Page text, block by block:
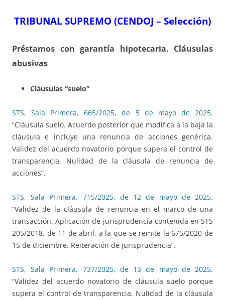
TRIBUNAL SUPREMO (CENDOJ – Selección)
Préstamos con garantía hipotecaria. Cláusulas
abusivas
Cláusulas “suelo”
STS, Sala Primera, 665/2025, de 5 de mayo de 2025.
“Cláusula suelo. Acuerdo posterior que modifica a la baja la
cláusula e incluye una renuncia de acciones genérica.
Validez del acuerdo novatorio porque supera el control de
transparencia. Nulidad de la cláusula de renuncia de
acciones”.
STS, Sala Primera, 715/2025, de 12 de mayo de 2025.
“Validez de la cláusula de renuncia en el marco de una
transacción. Aplicación de jurisprudencia contenida en STS
205/2018, de 11 de abril, a la que se remite la 675/2020 de
15 de diciembre. Reiteración de jurisprudencia”.
STS, Sala Primera, 737/2025, de 13 de mayo de 2025.
“Validez del acuerdo novatorio de cláusula suelo porque
supera el control de transparencia. Nulidad de la cláusula